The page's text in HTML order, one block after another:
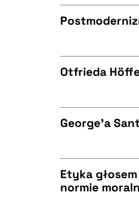
BIBTEX
BIBTEX
BIBTEX
BIBTEX
Otfrieda
George'a
Etyka
normie